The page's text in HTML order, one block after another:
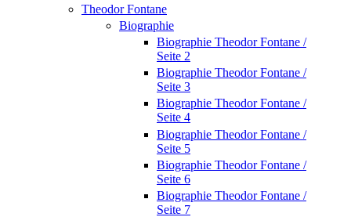
Theodor Fontane
Biographie
Biographie Theodor Fontane /
Seite 2
Biographie Theodor Fontane /
Seite 3
Biographie Theodor Fontane /
Seite 4
Biographie Theodor Fontane /
Seite 5
Biographie Theodor Fontane /
Seite 6
Biographie Theodor Fontane /
Seite 7